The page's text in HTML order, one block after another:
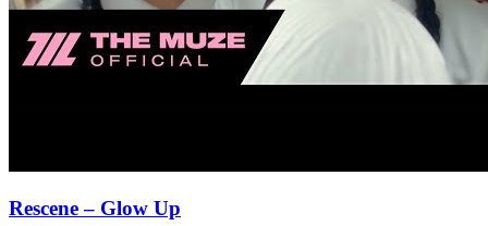
Rescene– Glow Up